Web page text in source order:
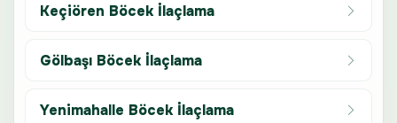
Keçiören Böcek İlaçlama
Gölbaşı Böcek İlaçlama
Yenimahalle Böcek İlaçlama